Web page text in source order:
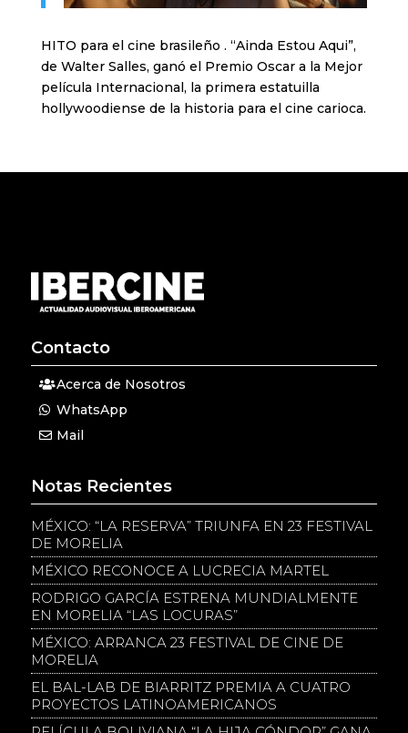
HITO para el cine brasileño . “Ainda Estou Aqui”,
de Walter Salles, ganó el Premio Oscar a la Mejor
película Internacional, la primera estatuilla
hollywoodiense de la historia para el cine carioca.
Contacto
Acerca de Nosotros
WhatsApp
Mail
Notas Recientes
MÉXICO: “LA RESERVA” TRIUNFA EN 23 FESTIVAL
DE MORELIA
MÉXICO RECONOCE A LUCRECIA MARTEL
RODRIGO GARCÍA ESTRENA MUNDIALMENTE
EN MORELIA “LAS LOCURAS”
MÉXICO: ARRANCA 23 FESTIVAL DE CINE DE
MORELIA
EL BAL-LAB DE BIARRITZ PREMIA A CUATRO
PROYECTOS LATINOAMERICANOS